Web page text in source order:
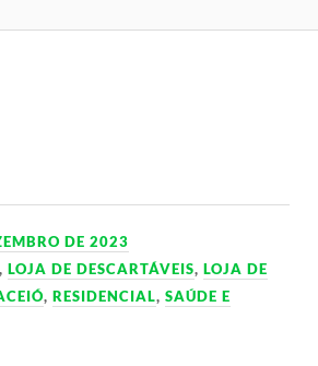
DE 2023
,LOJA DE DESCARTÁVEIS,LOJA DE
,RESIDENCIAL,SAÚDE E